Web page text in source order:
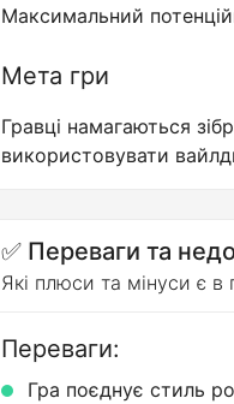
Максимальний
Мета гри
Гравці намагаються
використовувати
✅ Переваги та
Які плюси та мінуси є в
Переваги:
Гра поєднує стиль